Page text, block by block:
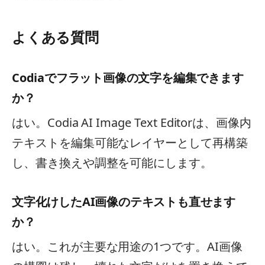
よくある質問
Codiaでフラット画像の文字を編集できます
か？
はい。Codia AI Image Text Editorは、画像内
テキストを編集可能なレイヤーとして再構築
し、書き換えや調整を可能にします。
文字化けしたAI画像のテキストも直せます
か？
はい。これが主要な用途の1つです。AI画像